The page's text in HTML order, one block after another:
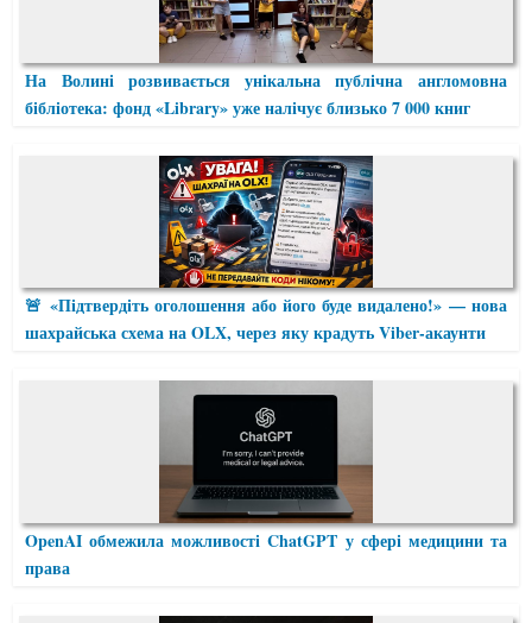
На Волині розвивається унікальна публічна англомовна
бібліотека: фонд «Library» уже налічує близько 7 000 книг
🚨 «Підтвердіть оголошення або його буде видалено!» — нова
шахрайська схема на OLX, через яку крадуть Viber-акаунти
OpenAI обмежила можливості ChatGPT у сфері медицини та
права